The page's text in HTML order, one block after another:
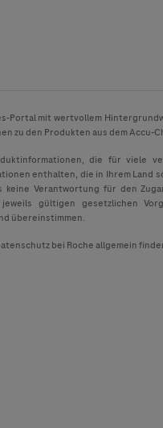
Portal mit wertvollem
zu den Produkten aus dem Accu-
die für viele
enthalten, die in Ihrem Land
keine Verantwortung für den
gültigen gesetzlichen
übereinstimmen.
bei Roche allgemein